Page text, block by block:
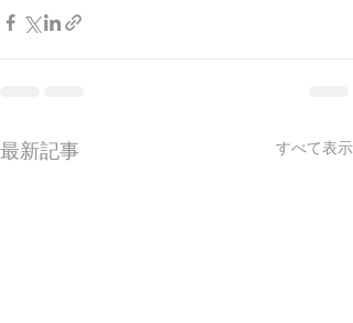
最新記事 すべて表示